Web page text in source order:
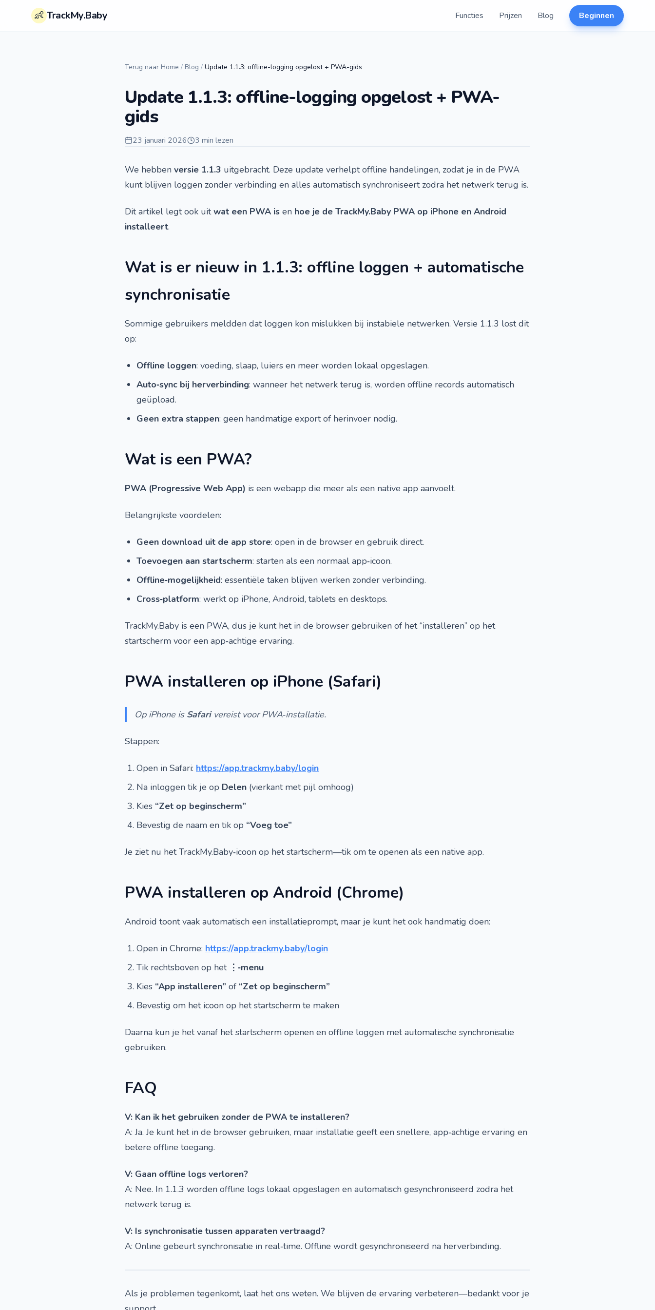
👶 TrackMy.Baby Functies Prijzen Blog Beginnen
Terug naar Home / Blog / Update 1.1.3: offline-logging opgelost + PWA-gids
Update 1.1.3: offline-logging opgelost + PWA-
gids
23 januari 2026 3 min lezen
We hebben versie 1.1.3 uitgebracht. Deze update verhelpt offline handelingen, zodat je in de PWA
kunt blijven loggen zonder verbinding en alles automatisch synchroniseert zodra het netwerk terug is.
Dit artikel legt ook uitwat een PWA is en hoe je de TrackMy.Baby PWA op iPhone en Android
installeert.
Wat is er nieuw in 1.1.3: offline loggen + automatische
synchronisatie
Sommige gebruikers meldden dat loggen kon mislukken bij instabiele netwerken. Versie 1.1.3 lost dit
op:
Offline loggen: voeding, slaap, luiers en meer worden lokaal opgeslagen.
Auto‑sync bij herverbinding: wanneer het netwerk terug is, worden offline records automatisch
geüpload.
Geen extra stappen: geen handmatige export of herinvoer nodig.
Wat is een PWA?
PWA (Progressive Web App) is een webapp die meer als een native app aanvoelt.
Belangrijkste voordelen:
Geen download uit de app store: open in de browser en gebruik direct.
Toevoegen aan startscherm: starten als een normaal app‑icoon.
Offline‑mogelijkheid: essentiële taken blijven werken zonder verbinding.
Cross‑platform: werkt op iPhone, Android, tablets en desktops.
TrackMy.Baby is een PWA, dus je kunt het in de browser gebruiken of het “installeren” op het
startscherm voor een app‑achtige ervaring.
PWA installeren op iPhone (Safari)
Op iPhone is Safarivereist voor PWA‑installatie.
Stappen:
Open in Safari: https://app.trackmy.baby/login
Na inloggen tik je op Delen (vierkant met pijl omhoog)
Kies “Zet op beginscherm”
Bevestig de naam en tik op “Voeg toe”
Je ziet nu het TrackMy.Baby‑icoon op het startscherm—tik om te openen als een native app.
PWA installeren op Android (Chrome)
Android toont vaak automatisch een installatieprompt, maar je kunt het ook handmatig doen:
Open in Chrome: https://app.trackmy.baby/login
Tik rechtsboven op het ⋮‑menu
Kies “App installeren” of “Zet op beginscherm”
Bevestig om het icoon op het startscherm te maken
Daarna kun je het vanaf het startscherm openen en offline loggen met automatische synchronisatie
gebruiken.
FAQ
V: Kan ik het gebruiken zonder de PWA te installeren?
A: Ja. Je kunt het in de browser gebruiken, maar installatie geeft een snellere, app‑achtige ervaring en
betere offline toegang.
V: Gaan offline logs verloren?
A: Nee. In 1.1.3 worden offline logs lokaal opgeslagen en automatisch gesynchroniseerd zodra het
netwerk terug is.
V: Is synchronisatie tussen apparaten vertraagd?
A: Online gebeurt synchronisatie in real‑time. Offline wordt gesynchroniseerd na herverbinding.
Als je problemen tegenkomt, laat het ons weten. We blijven de ervaring verbeteren—bedankt voor je